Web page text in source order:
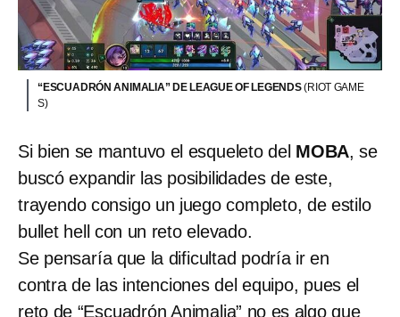
“ESCUADRÓN ANIMALIA” DE LEAGUE OF LEGENDS(RIOT GAME
S)
Si bien se mantuvo el esqueleto del MOBA, se
buscó expandir las posibilidades de este,
trayendo consigo un juego completo, de estilo
bullet hell con un reto elevado.
Se pensaría que la dificultad podría ir en
contra de las intenciones del equipo, pues el
reto de “Escuadrón Animalia” no es algo que